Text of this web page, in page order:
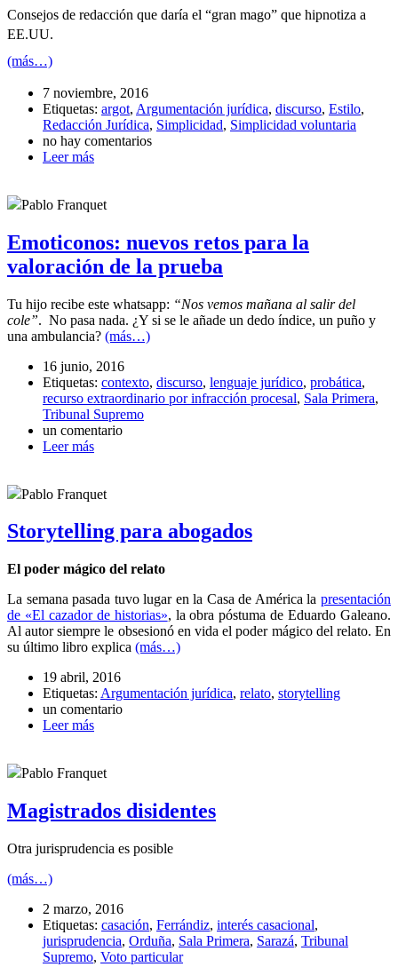
Consejos de redacción que daría el “gran mago” que hipnotiza a
EE.UU.
(más…)
7 noviembre, 2016
Etiquetas: argot, Argumentación jurídica, discurso, Estilo,
Redacción Jurídica, Simplicidad, Simplicidad voluntaria
no hay comentarios
Leer más
Pablo Franquet
Emoticonos: nuevos retos para la
valoración de la prueba
Tu hijo recibe este whatsapp: “Nos vemos mañana al salir del
cole”. No pasa nada. ¿Y si se le añade un dedo índice, un puño y
una ambulancia? (más…)
16 junio, 2016
Etiquetas: contexto, discurso, lenguaje jurídico, probática,
recurso extraordinario por infracción procesal, Sala Primera,
Tribunal Supremo
un comentario
Leer más
Pablo Franquet
Storytelling para abogados
El poder mágico del relato
La semana pasada tuvo lugar en la Casa de América la presentación
de «El cazador de historias», la obra póstuma de Eduardo Galeano.
Al autor siempre le obsesionó en vida el poder mágico del relato. En
su último libro explica (más…)
19 abril, 2016
Etiquetas: Argumentación jurídica, relato, storytelling
un comentario
Leer más
Pablo Franquet
Magistrados disidentes
Otra jurisprudencia es posible
(más…)
2 marzo, 2016
Etiquetas: casación, Ferrándiz, interés casacional,
jurisprudencia, Orduña, Sala Primera, Sarazá, Tribunal
Supremo, Voto particular